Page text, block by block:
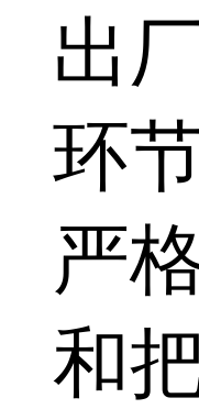
出
环
严
和